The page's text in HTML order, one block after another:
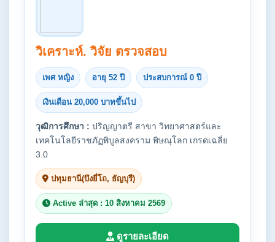
วิเคราะห์. วิจัย ตรวจสอบ
เพศ หญิง อายุ 52 ปี ประสบการณ์ 0 ปี
เงินเดือน 20,000 บาทขึ้นไป
วุฒิการศึกษา : ปริญญาตรี สาขา วิทยาศาสตร์และ
เทคโนโลยีราชภัฏพิบูลสงคราม พิษณุโลก เกรดเฉลี่ย
3.0
ปทุมธานี(บึงยี่โถ, ธัญบุรี)
Active ล่าสุด : 10 สิงหาคม 2569
ดูรายละเอียด